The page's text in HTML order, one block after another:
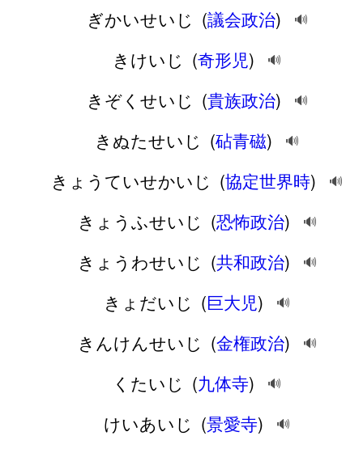
ぎかいせいじ (議会政治) 🔊
きけいじ (奇形児) 🔊
きぞくせいじ (貴族政治) 🔊
きぬたせいじ (砧青磁) 🔊
きょうていせかいじ (協定世界時) 🔊
きょうふせいじ (恐怖政治) 🔊
きょうわせいじ (共和政治) 🔊
きょだいじ (巨大児) 🔊
きんけんせいじ (金権政治) 🔊
くたいじ (九体寺) 🔊
けいあいじ (景愛寺) 🔊